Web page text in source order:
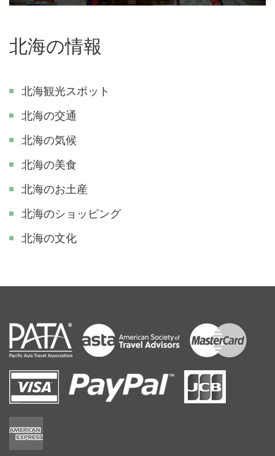
北海の情報
北海観光スポット
北海の交通
北海の気候
北海の美食
北海のお土産
北海のショッピング
北海の文化